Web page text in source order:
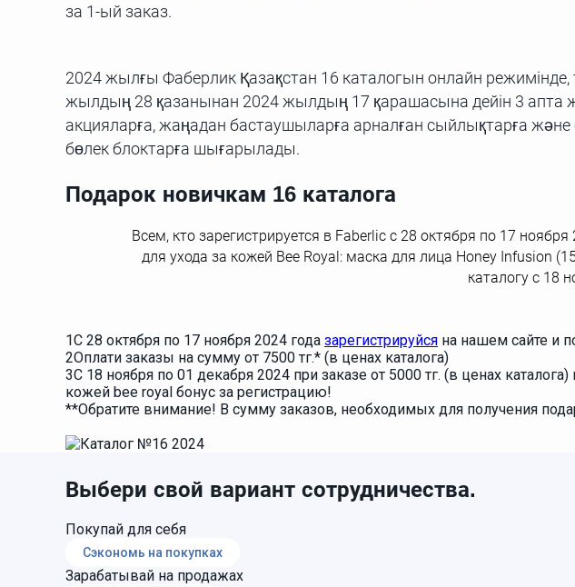
за 1-ый заказ.
2024 жылғы Фаберлик Қазақстан 16 каталогын онлайн режимінде,
жылдың 28 қазанынан 2024 жылдың 17 қарашасына дейін 3 апта
акцияларға, жаңадан бастаушыларға арналған сыйлықтарға
бөлек блоктарға шығарылады.
Подарок новичкам 16 каталога
Всем, кто зарегистрируется в Faberlic с 28 октября по 17
для ухода за кожей Bee Royal: маска для лица Honey Infusion
каталогу с 18
1С 28 октября по 17 ноября 2024 года зарегистрируйся на нашем сайте и
2Оплати заказы на сумму от 7500 тг.* (в ценах каталога)
3С 18 ноября по 01 декабря 2024 при заказе от 5000 тг. (в ценах
кожей bee royal бонус за регистрацию!
**Обратите внимание! В сумму заказов, необходимых для получения
Выбери свой вариант сотрудничества.
Покупай для себя
Сэкономь на покупках
Зарабатывай на продажах